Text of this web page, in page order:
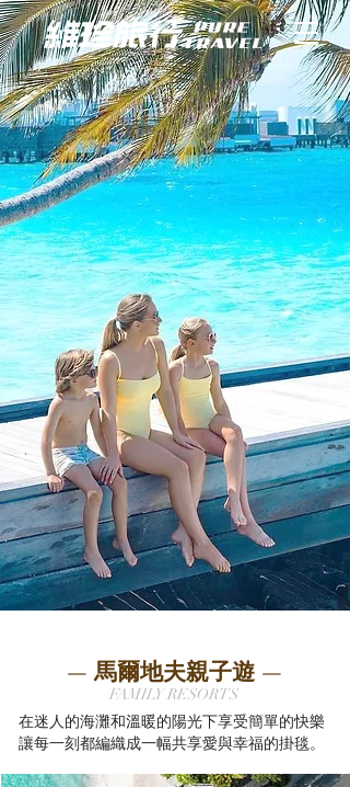
— 馬爾地夫親子遊 —
FAMILY RESORTS
在迷人的海灘和溫暖的陽光下享受簡單的快樂
讓每一刻都編織成一幅共享愛與幸福的掛毯。